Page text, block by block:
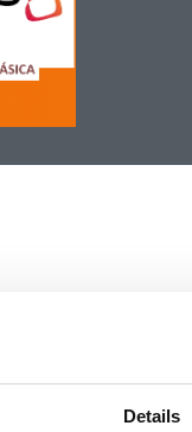
Details